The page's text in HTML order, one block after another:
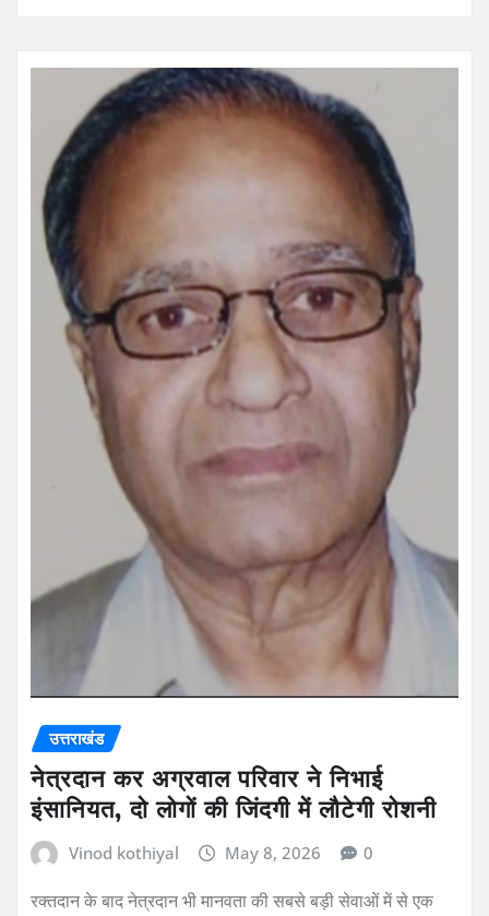
उत्तराखंड
नेत्रदान कर अग्रवाल परिवार ने निभाई
इंसानियत, दो लोगों की जिंदगी में लौटेगी रोशनी
Vinod kothiyal May 8, 2026 0
रक्तदान के बाद नेत्रदान भी मानवता की सबसे बड़ी सेवाओं में से एक